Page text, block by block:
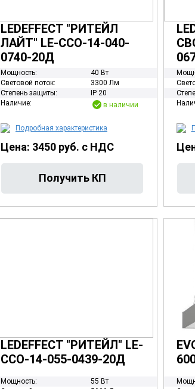
LEDEFFECT "РИТЕЙЛ
ЛАЙТ" LE-ССО-14-040-
0740-20Д
Мощность:
40 Вт
Световой поток:
3300 Лм
Степень защиты:
IP 20
Наличие:
в наличии
Подробная характеристика
Цена: 3450 руб. с НДС
LEDEFFECT "РИТЕЙЛ" LE-
ССО-14-055-0439-20Д
Мощность:
55 Вт